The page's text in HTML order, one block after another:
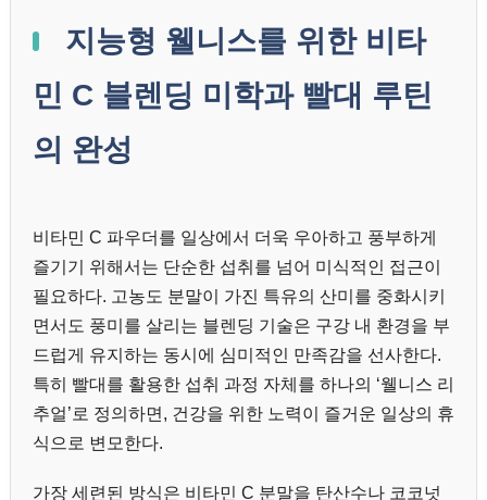
지능형 웰니스를 위한 비타
민 C 블렌딩 미학과 빨대 루틴
의 완성
비타민 C 파우더를 일상에서 더욱 우아하고 풍부하게
즐기기 위해서는 단순한 섭취를 넘어 미식적인 접근이
필요하다. 고농도 분말이 가진 특유의 산미를 중화시키
면서도 풍미를 살리는 블렌딩 기술은 구강 내 환경을 부
드럽게 유지하는 동시에 심미적인 만족감을 선사한다.
특히 빨대를 활용한 섭취 과정 자체를 하나의 ‘웰니스 리
추얼’로 정의하면, 건강을 위한 노력이 즐거운 일상의 휴
식으로 변모한다.
가장 세련된 방식은 비타민 C 분말을 탄산수나 코코넛